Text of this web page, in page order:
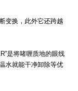
变换，此外它还跨越
是将啫喱质地的眼线
水就能干净卸除等优